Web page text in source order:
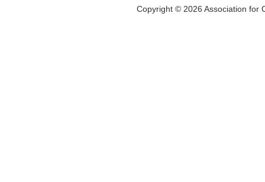
Copyright © 2026 Association for